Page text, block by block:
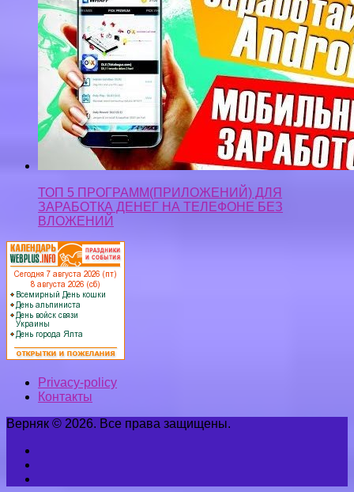
ТОП 5 ПРОГРАММ(ПРИЛОЖЕНИЙ) ДЛЯ
ЗАРАБОТКА ДЕНЕГ НА ТЕЛЕФОНЕ БЕЗ
ВЛОЖЕНИЙ
Privacy-policy
Контакты
Верняк © 2026. Все права защищены.